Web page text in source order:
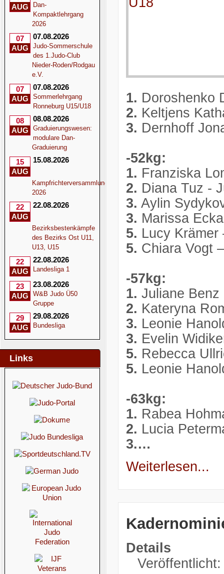
AUG
Dan-
Kompaktlehrgang
2026
07
AUG
07.08.2026
Judo-Sommerschule
des 1.Judo-Club
Nieder-Roden/Rodgau
e.V.
07
AUG
07.08.2026
Sommerlehrgang
Ronneburg U15/U18
08
AUG
08.08.2026
Graduierungswesen:
modulare Dan-
Graduierung
15
AUG
15.08.2026
Kampfrichterversammlung
2026
22
AUG
22.08.2026
Bezirksbestenkämpfe
des Bezirks Ost U11,
U13, U15
22
AUG
22.08.2026
Landesliga 1
23
AUG
23.08.2026
W&B Judo Ü50
Gruppe
29
AUG
29.08.2026
Bundesliga
Links
1. Doroshenko
2. Keltjens
3. Dernhoff
-52kg:
1. Franziska
2. Diana Tuz -
3. Aylin
3. Marissa
5. Lucy Krämer
5. Chiara Vogt
-57kg:
1. Juliane
2. Kateryna
3. Leonie
3. Evelin
5. Rebecca
5. Leonie
-63kg:
1. Rabea
2. Lucia
3.…
Weiterlesen...
Details